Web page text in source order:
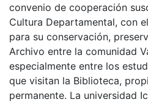
convenio de cooperación
Cultura Departamental, con
para su conservación,
Archivo entre la comunidad
especialmente entre los
que visitan la Biblioteca,
permanente. La universidad